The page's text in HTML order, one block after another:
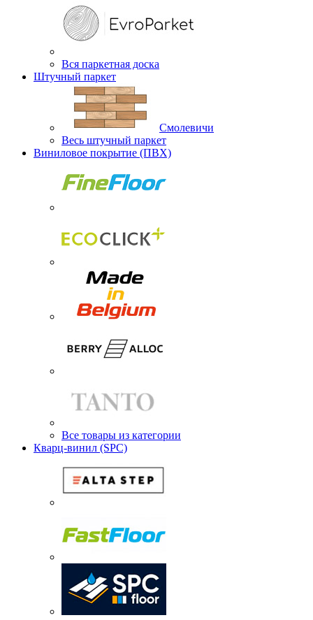
Вся паркетная доска
Штучный паркет
Смолевичи
Весь штучный паркет
Виниловое покрытие (ПВХ)
Все товары из категории
Кварц-винил (SPC)